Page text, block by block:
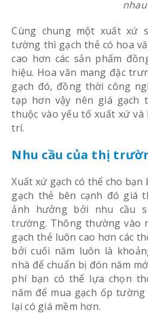
nhau
Cùng chung một xuất xứ
tường thì gạch thẻ có hoa
cao hơn các sản phẩm
hiệu. Hoa văn mang đặc
gạch đó, đồng thời công
tạp hơn vậy nên giá gạch
thuộc vào yếu tố xuất xứ
trí.
Nhu cầu của thị
Xuất xứ gạch có thể cho
gạch thẻ bên cạnh đó giá
ảnh hưởng bởi nhu cầu
trường. Thông thường vào
gạch thẻ luôn cao hơn các
bởi cuối năm luôn là
nhà để chuẩn bị đón năm
phí bạn có thể lựa chọn
năm để mua gạch ốp
lại có giá mềm hơn.